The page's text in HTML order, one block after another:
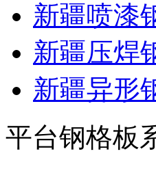
新疆喷漆
新疆压焊
新疆异形
平台钢格板